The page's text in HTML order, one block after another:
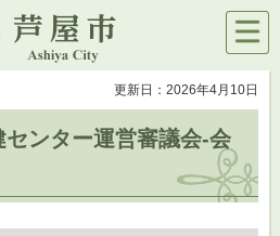
メニ
ュー
更新日：2026年4月10日
ンター運営審議会-会